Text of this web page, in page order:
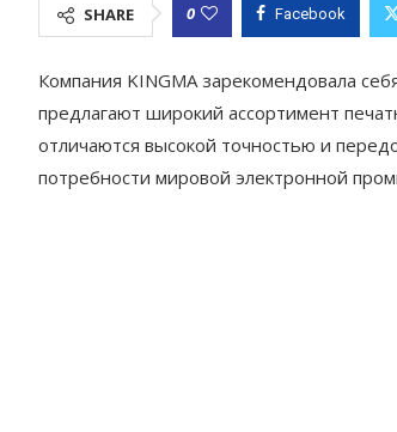
SHARE 0 Facebook
Компания KINGMA зарекомендовала
предлагают широкий ассортимент
отличаются высокой точностью и
потребности мировой электронной